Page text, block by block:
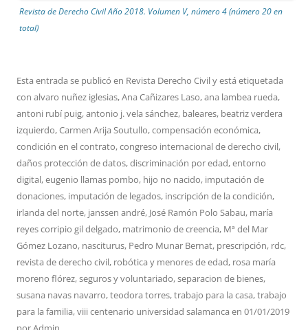
Revista de Derecho Civil Año 2018. Volumen V, número 4 (número 20 en
total)
Esta entrada se publicó en Revista Derecho Civily está etiquetada
con alvaro nuñez iglesias,Ana Cañizares Laso,ana lambea rueda,
antoni rubí puig,antonio j. vela sánchez, baleares, beatriz verdera
izquierdo,Carmen Arija Soutullo,compensación económica,
condición en el contrato,congreso internacional de derecho civil,
daños protección de datos,discriminación por edad,entorno
digital,eugenio llamas pombo, hijo no nacido, imputación de
donaciones, imputación de legados, inscripción de la condición,
irlanda del norte, janssen andré, José Ramón Polo Sabau, maría
reyes corripio gil delgado, matrimonio de creencia, Mª del Mar
Gómez Lozano, nasciturus, Pedro Munar Bernat, prescripción, rdc,
revista de derecho civil, robótica y menores de edad, rosa maría
moreno flórez,seguros y voluntariado,separacion de bienes,
susana navas navarro,teodora torres,trabajo para la casa,trabajo
para la familia,viii centenario universidad salamanca en 01/01/2019